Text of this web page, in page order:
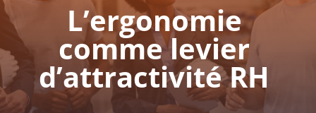
L’ergonomie
comme levier
d’attractivité RH